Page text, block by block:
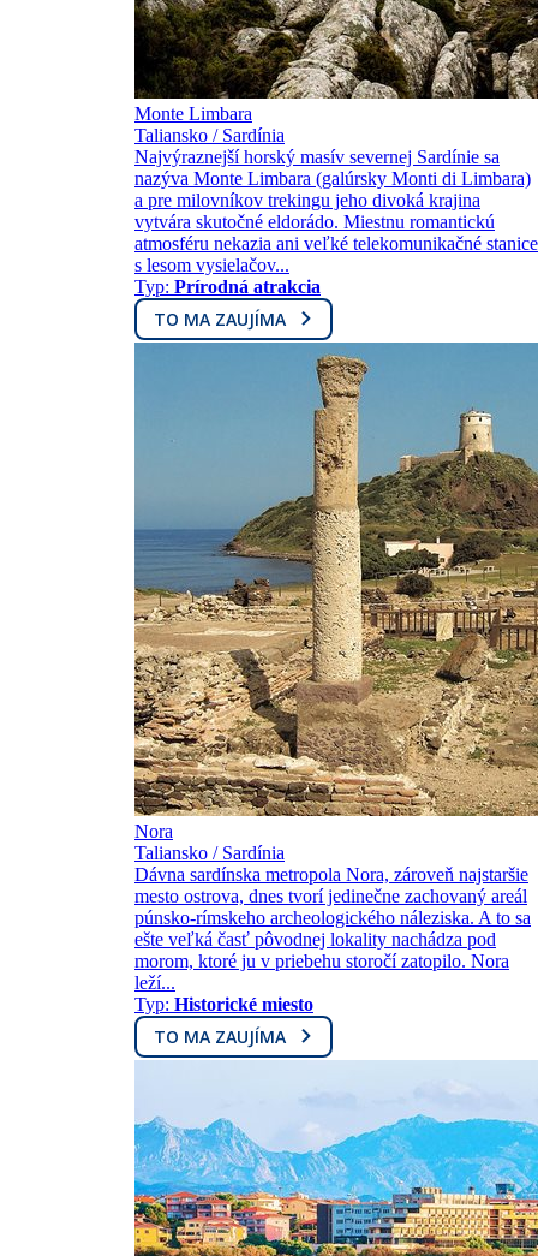
Monte Limbara
Taliansko / Sardínia
Najvýraznejší horský masív severnej Sardínie sa
nazýva Monte Limbara (galúrsky Monti di Limbara)
a pre milovníkov trekingu jeho divoká krajina
vytvára skutočné eldorádo. Miestnu romantickú
atmosféru nekazia ani veľké telekomunikačné stanice
s lesom vysielačov...
Typ: Prírodná atrakcia
TO MA ZAUJÍMA
Nora
Taliansko / Sardínia
Dávna sardínska metropola Nora, zároveň najstaršie
mesto ostrova, dnes tvorí jedinečne zachovaný areál
púnsko-rímskeho archeologického náleziska. A to sa
ešte veľká časť pôvodnej lokality nachádza pod
morom, ktoré ju v priebehu storočí zatopilo. Nora
leží...
Typ: Historické miesto
TO MA ZAUJÍMA